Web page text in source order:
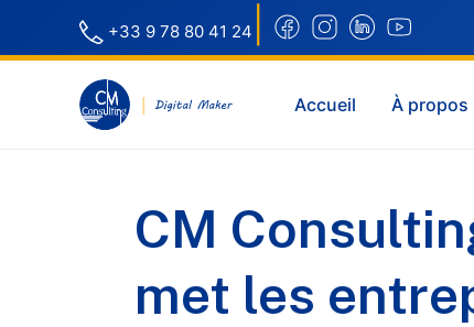
+33 9 78 80 41 24
Accueil À propos
CM
met les